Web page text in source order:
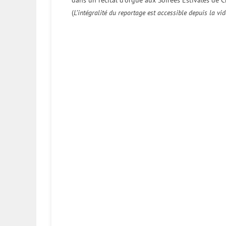
(L’intégralité du reportage est accessible depuis la